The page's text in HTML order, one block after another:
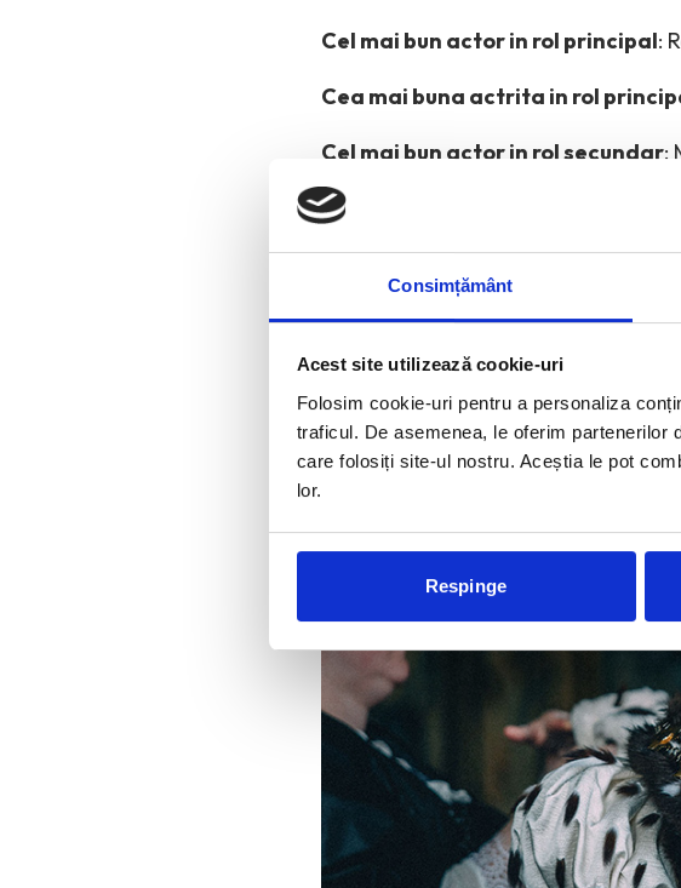
Consimțământ
Acest site utilizează cookie-uri
Folosim cookie-uri pentru a personaliza
traficul. De asemenea, le oferim partenerilor
care folosiți site-ul nostru. Aceștia le pot
lor.
Respinge
Cel mai bun actor in rol principal:
Cea mai buna actrita in rol
Cel mai bun actor in rol secundar:
Cea mai buna actrita in rol